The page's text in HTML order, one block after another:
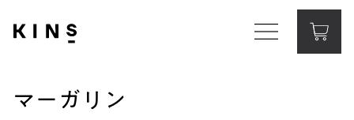
マーガリン